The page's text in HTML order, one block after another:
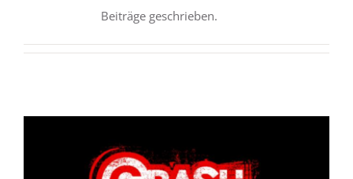
LEBEN
Beiträge geschrieben.